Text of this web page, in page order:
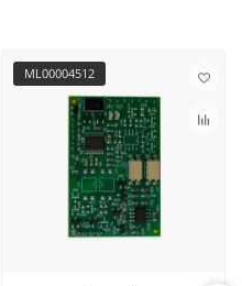
ML00004512